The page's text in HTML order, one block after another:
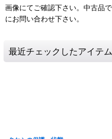
画像にてご確認下さい。中古品
にお問い合わせ下さい。
最近チェックしたアイテム